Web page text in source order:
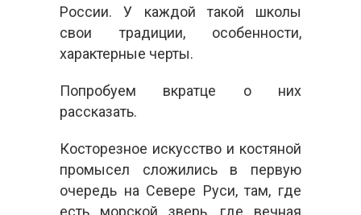
России. У каждой такой школы
свои традиции, особенности,
характерные черты.
Попробуем вкратце о них
рассказать.
Косторезное искусство и костяной
промысел сложились в первую
очередь на Севере Руси, там, где
есть морской зверь, где вечная